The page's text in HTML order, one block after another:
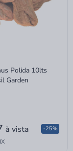
Polida 10lts
Garden
à vista -25%